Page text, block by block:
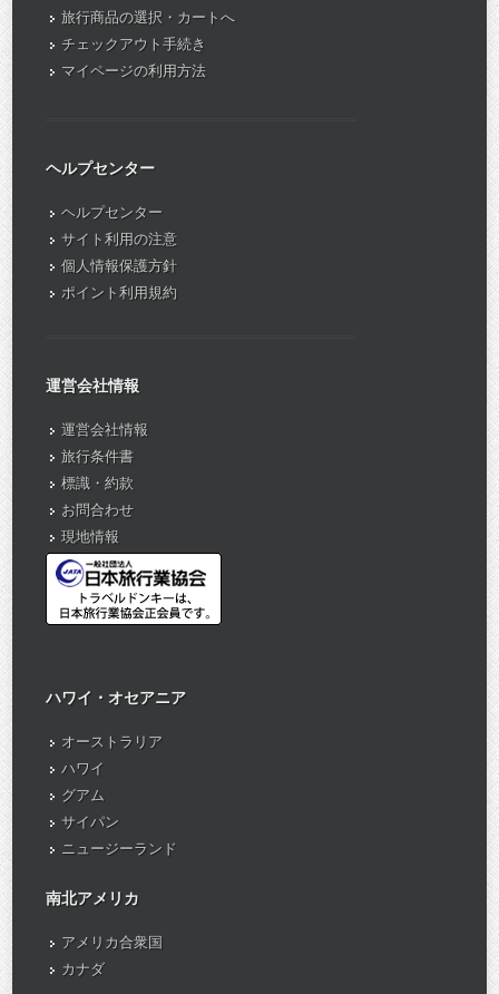
旅行商品の選択・カートへ
チェックアウト手続き
マイページの利用方法
ヘルプセンター
ヘルプセンター
サイト利用の注意
個人情報保護方針
ポイント利用規約
運営会社情報
運営会社情報
旅行条件書
標識・約款
お問合わせ
現地情報
ハワイ・オセアニア
オーストラリア
ハワイ
グアム
サイパン
ニュージーランド
南北アメリカ
アメリカ合衆国
カナダ